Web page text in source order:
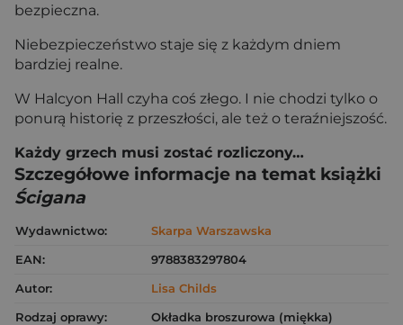
bezpieczna.
Niebezpieczeństwo staje się z każdym dniem
bardziej realne.
W Halcyon Hall czyha coś złego. I nie chodzi tylko o
ponurą historię z przeszłości, ale też o teraźniejszość.
Każdy grzech musi zostać rozliczony…
Szczegółowe informacje na temat książki
Ścigana
Wydawnictwo:
Skarpa Warszawska
EAN:
9788383297804
Autor:
Lisa Childs
Rodzaj oprawy:
Okładka broszurowa (miękka)